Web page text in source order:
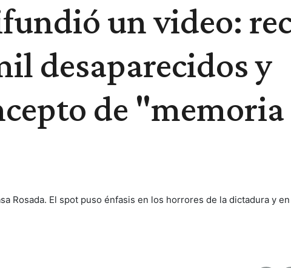
un video:
desaparecidos y
de "memoria
Rosada. El spot puso énfasis en los horrores de la dictadura y